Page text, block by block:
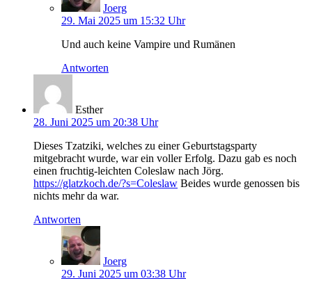
Joerg
29. Mai 2025 um 15:32 Uhr
Und auch keine Vampire und Rumänen
Antworten
Esther
28. Juni 2025 um 20:38 Uhr
Dieses Tzatziki, welches zu einer Geburtstagsparty
mitgebracht wurde, war ein voller Erfolg. Dazu gab es noch
einen fruchtig-leichten Coleslaw nach Jörg.
https://glatzkoch.de/?s=Coleslaw Beides wurde genossen bis
nichts mehr da war.
Antworten
Joerg
29. Juni 2025 um 03:38 Uhr